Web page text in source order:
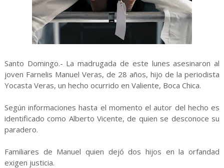
Santo Domingo.- La madrugada de este lunes asesinaron al
joven Farnelis Manuel Veras, de 28 años, hijo de la periodista
Yocasta Veras, un hecho ocurrido en Valiente, Boca Chica.
Según informaciones hasta el momento el autor del hecho es
identificado como Alberto Vicente, de quien se desconoce su
paradero.
Familiares de Manuel quien dejó dos hijos en la orfandad
exigen justicia.